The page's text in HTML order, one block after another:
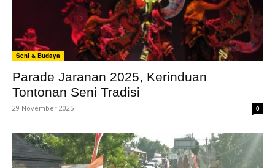
Seni & Budaya
Parade Jaranan 2025, Kerinduan
Tontonan Seni Tradisi
29 November 2025 0